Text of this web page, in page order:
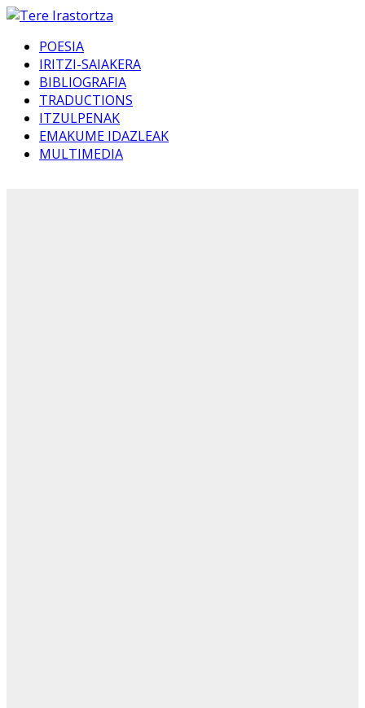
POESIA
IRITZI-SAIAKERA
BIBLIOGRAFIA
TRADUCTIONS
ITZULPENAK
EMAKUME IDAZLEAK
MULTIMEDIA